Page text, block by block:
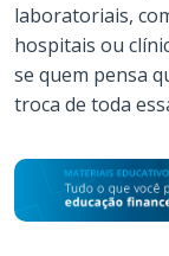
laboratoriais,
hospitais ou
se quem pensa
troca de toda